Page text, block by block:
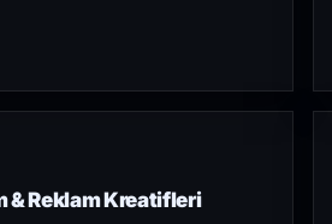
& Reklam Kreatifleri